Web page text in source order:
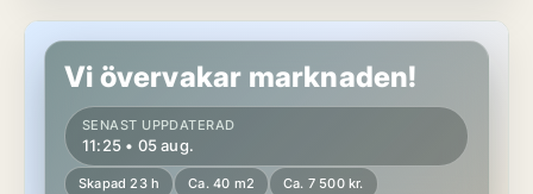
Lägenhet i Kungälv, Ytterby
Vi övervakar marknaden!
SENAST UPPDATERAD
11:25 • 05 aug.
Skapad 23 h Ca. 40 m2 Ca. 7 500 kr.